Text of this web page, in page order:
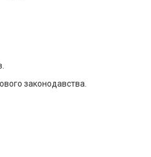
законодавства.